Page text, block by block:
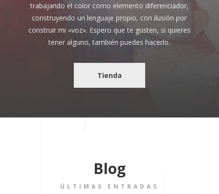
trabajando el color como elemento diferenciador,
construyendo un lenguaje propio, con ilusión por
construir mi «voz». Espero que te gusten, si quieres
tener alguno, también puedes hacerlo.
Tienda
Blog
ÚLTIMAS ENTRADAS